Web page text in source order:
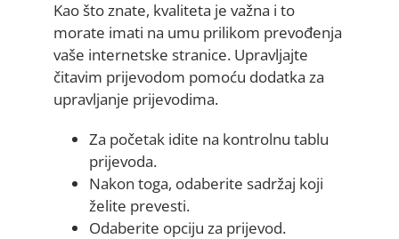
Kao što znate, kvaliteta je važna i to
morate imati na umu prilikom prevođenja
vaše internetske stranice. Upravljajte
čitavim prijevodom pomoću dodatka za
upravljanje prijevodima.
Za početak idite na kontrolnu tablu
prijevoda.
Nakon toga, odaberite sadržaj koji
želite prevesti.
Odaberite opciju za prijevod.